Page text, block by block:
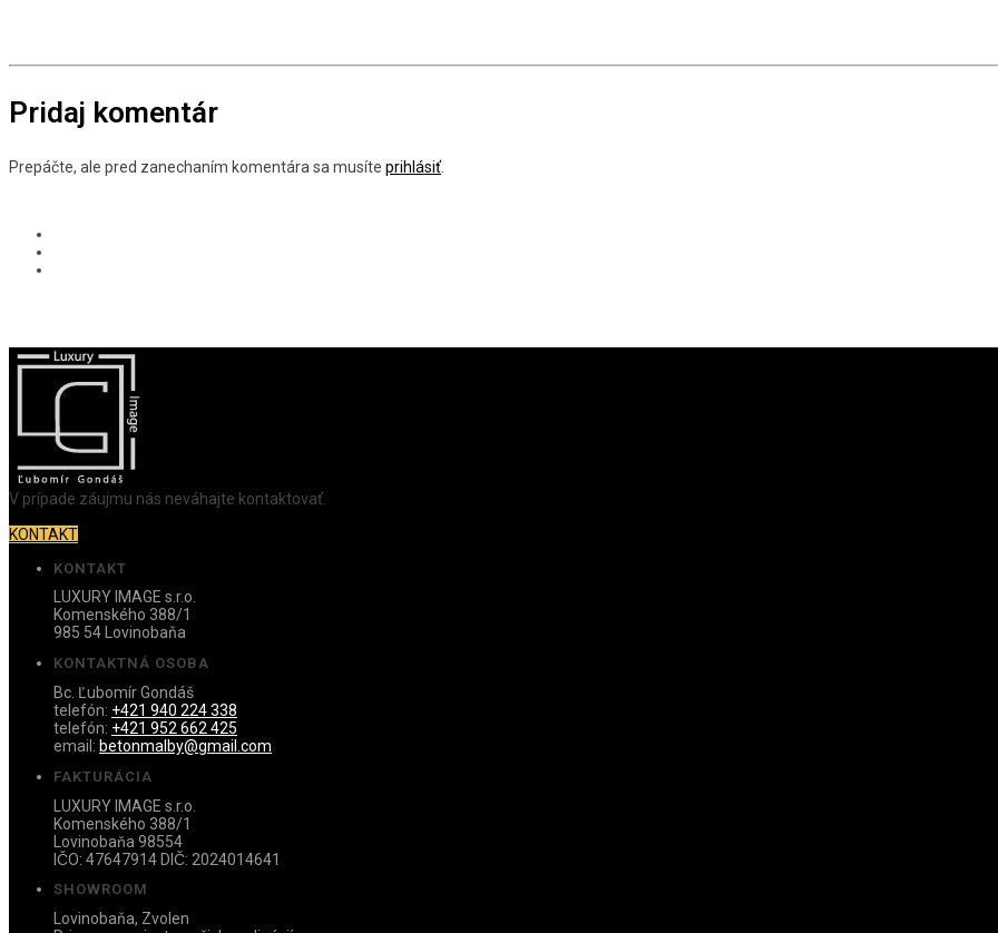
Pridaj komentár
Prepáčte, ale pred zanechaním komentára sa musíte prihlásiť
V prípade záujmu nás neváhajte kontaktovať.
KONTAKT
KONTAKT
LUXURY IMAGE s.r.o.
Komenského 388/1
985 54 Lovinobaňa
KONTAKTNÁ OSOBA
Bc. Ľubomír Gondáš
telefón: +421 940 224 338
telefón: +421 952 662 425
email: betonmalby@gmail.com
FAKTURÁCIA
LUXURY IMAGE s.r.o.
Komenského 388/1
Lovinobaňa 98554
IČO: 47647914 DIČ: 2024014641
SHOWROOM
Lovinobaňa, Zvolen